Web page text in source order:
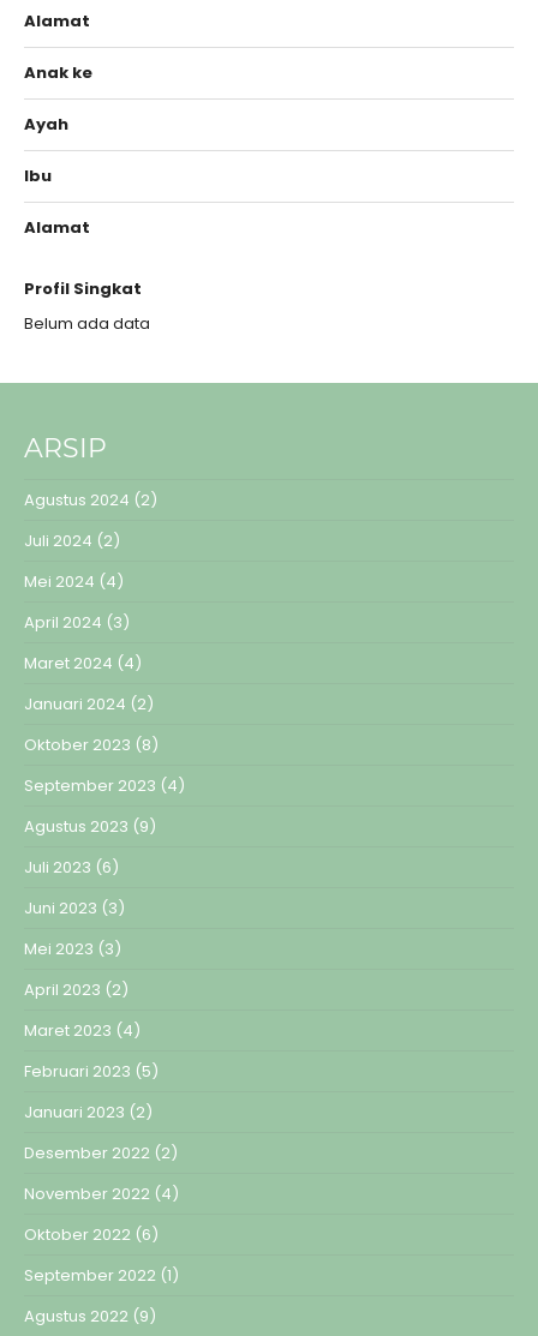
Alamat
Anak ke
Ayah
Ibu
Alamat
Profil Singkat
Belum ada data
ARSIP
Agustus 2024 (2)
Juli 2024 (2)
Mei 2024 (4)
April 2024 (3)
Maret 2024 (4)
Januari 2024 (2)
Oktober 2023 (8)
September 2023 (4)
Agustus 2023 (9)
Juli 2023 (6)
Juni 2023 (3)
Mei 2023 (3)
April 2023 (2)
Maret 2023 (4)
Februari 2023 (5)
Januari 2023 (2)
Desember 2022 (2)
November 2022 (4)
Oktober 2022 (6)
September 2022 (1)
Agustus 2022 (9)